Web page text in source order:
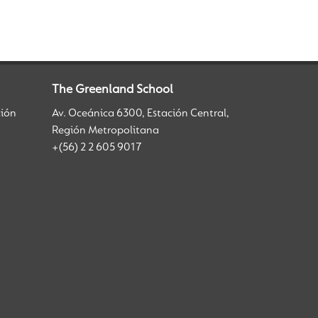
The Greenland School
Av. Oceánica 6300, Estación Central,
Región Metropolitana
+(56) 2 2 605 9017